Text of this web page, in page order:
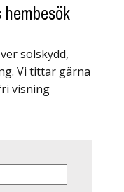
solskydd,
Vi tittar gärna
visning